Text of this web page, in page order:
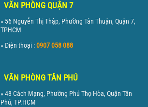
VĂN PHÒNG QUẬN 7
» 56 Nguyễn Thị Thập, Phường Tân Thuận, Quận 7,
TPHCM
» Điện thoại :0907 058 088
VĂN PHÒNG TÂN PHÚ
» 48 Cách Mạng, Phường Phú Thọ Hòa, Quận Tân
Phú, TP.HCM